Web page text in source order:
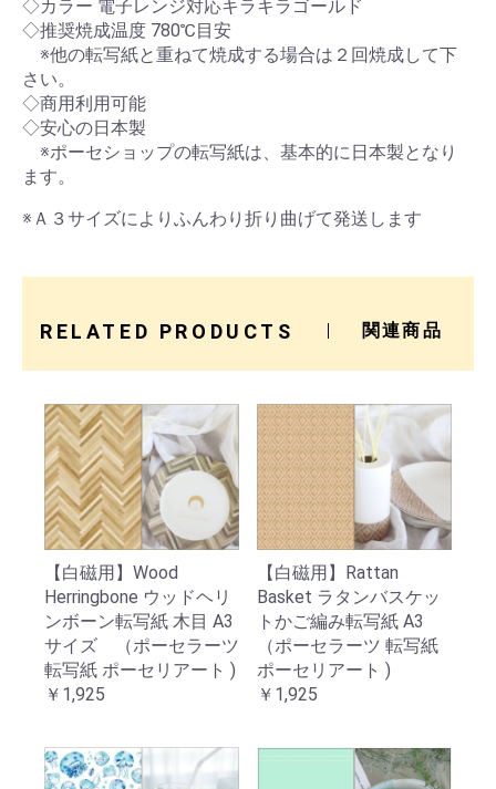
◇カラー 電子レンジ対応キラキラゴールド
◇推奨焼成温度 780℃目安
※他の転写紙と重ねて焼成する場合は２回焼成して下
さい。
◇商用利用可能
◇安心の日本製
※ポーセショップの転写紙は、基本的に日本製となり
ます。
※Ａ３サイズによりふんわり折り曲げて発送します
RELATED PRODUCTS 関連商品
【白磁用】Wood
Herringbone ウッドヘリ
ンボーン転写紙 木目 A3
サイズ （ポーセラーツ
転写紙 ポーセリアート )
￥1,925
【白磁用】Rattan
Basket ラタンバスケッ
トかご編み転写紙 A3
（ポーセラーツ 転写紙
ポーセリアート )
￥1,925